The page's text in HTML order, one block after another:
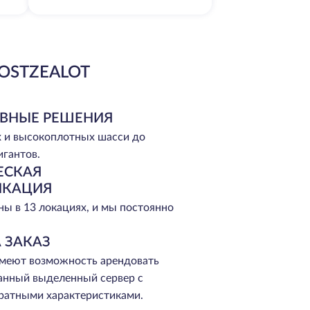
РЕШЕНИЯ
высокоплотных шасси до
в 13 локациях, и мы постоянно
ЗАКАЗ
возможность арендовать
выделенный сервер с
характеристиками.